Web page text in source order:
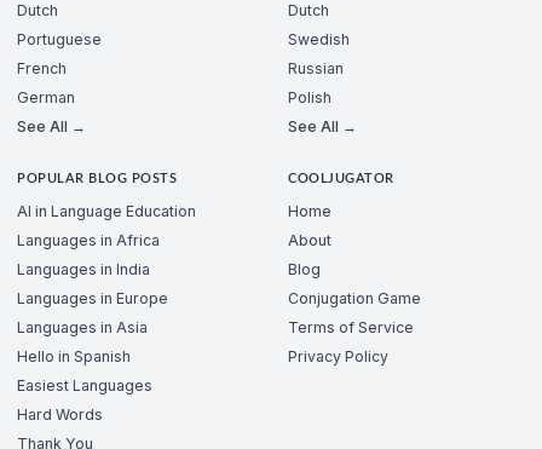
Dutch
Portuguese
French
German
See All →
Dutch
Swedish
Russian
Polish
See All →
POPULAR BLOG POSTS
AI in Language Education
Languages in Africa
Languages in India
Languages in Europe
Languages in Asia
Hello in Spanish
Easiest Languages
Hard Words
Thank You
COOLJUGATOR
Home
About
Blog
Conjugation Game
Terms of Service
Privacy Policy